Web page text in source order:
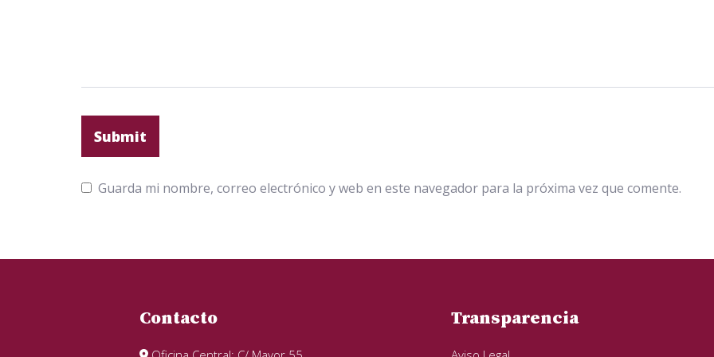
Guarda mi nombre, correo electrónico y web en este navegador para la próxima vez que comente.
Contacto Transparencia